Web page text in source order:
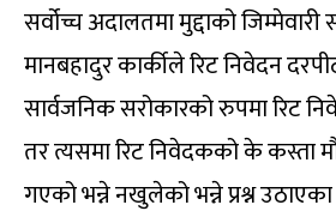
सर्वोच्च अदालतमा मुद्दाको जिम्मेवारी
मानबहादुर कार्कीले रिट निवेदन
सार्वजनिक सरोकारको रुपमा रिट
तर त्यसमा रिट निवेदकको के कस्ता
गएको भन्ने नखुलेको भन्ने प्रश्न